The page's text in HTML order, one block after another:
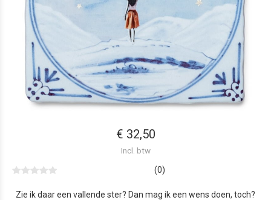
€ 32,50
Incl. btw
(0)
Zie ik daar een vallende ster? Dan mag ik een wens doen, toch?